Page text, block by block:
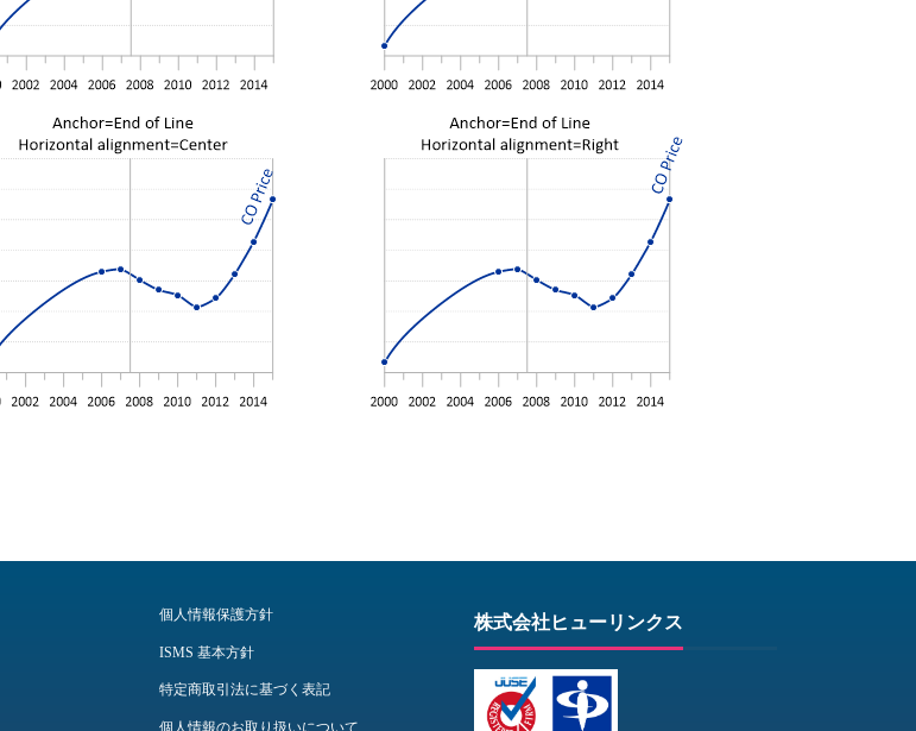
個人情報保護方針
ISMS 基本方針
特定商取引法に基づく表記
株式会社ヒューリンクス